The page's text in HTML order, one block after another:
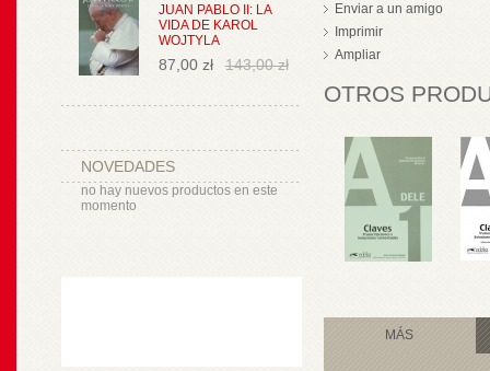
JUAN PABLO II: LA
VIDA DE KAROL
WOJTYLA
87,00 zł 143,00 zł
NOVEDADES
no hay nuevos productos en este
momento
Enviar a un amigo
Imprimir
Ampliar
OTROS
MÁS